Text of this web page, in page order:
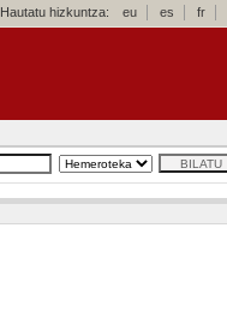
Hautatu hizkuntza: eu es fr